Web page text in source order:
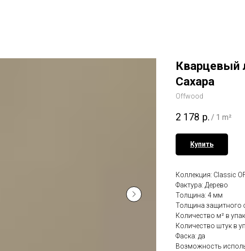
Кварцевый
Сахара
Offwood
2 178 р. / 1 m²
Купить
Коллекция: Classic
Фактура: Дерево
Толщина: 4 мм
Толщина защитного
Количество м² в
Количество штук в
Фаска: да
Возможность